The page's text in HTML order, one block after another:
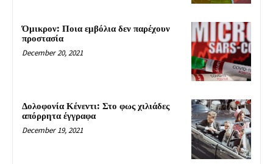
Όμικρον: Ποια εμβόλια δεν παρέχουν
προστασία
December 20, 2021
Δολοφονία Κένεντι: Στο φως χιλιάδες
απόρρητα έγγραφα
December 19, 2021